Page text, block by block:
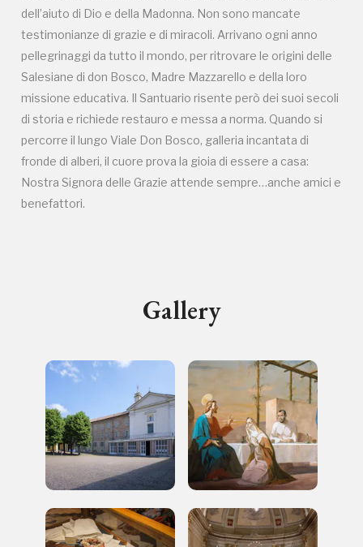
dell’aiuto di Dio e della Madonna. Non sono mancate
testimonianze di grazie e di miracoli. Arrivano ogni anno
pellegrinaggi da tutto il mondo, per ritrovare le origini delle
Salesiane di don Bosco, Madre Mazzarello e della loro
missione educativa. Il Santuario risente però dei suoi secoli
di storia e richiede restauro e messa a norma. Quando si
percorre il lungo Viale Don Bosco, galleria incantata di
fronde di alberi, il cuore prova la gioia di essere a casa:
Nostra Signora delle Grazie attende sempre…anche amici e
benefattori.
Gallery
Regalati 365 giorni di arte e cultura nell'Italia
più bella, risparmiando.
ISCRIVITI AL FAI
Scopri tutte le opportunità riservate agli iscritti
nei Beni FAI tutto l'anno
Gratis
Museo
Milano
Tutto questo non